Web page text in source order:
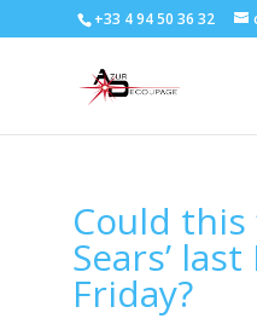
+33 4 94 50 36 32
Could
Sears’
Friday?